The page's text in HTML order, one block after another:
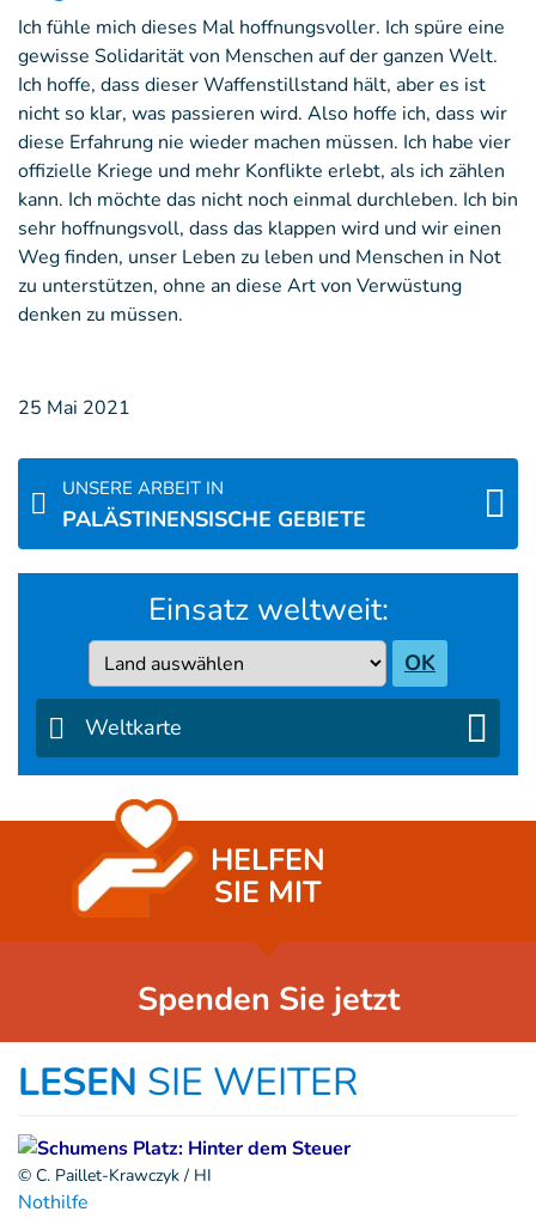
Ich fühle mich dieses Mal hoffnungsvoller. Ich spüre eine
gewisse Solidarität von Menschen auf der ganzen Welt.
Ich hoffe, dass dieser Waffenstillstand hält, aber es ist
nicht so klar, was passieren wird. Also hoffe ich, dass wir
diese Erfahrung nie wieder machen müssen. Ich habe vier
offizielle Kriege und mehr Konflikte erlebt, als ich zählen
kann. Ich möchte das nicht noch einmal durchleben. Ich bin
sehr hoffnungsvoll, dass das klappen wird und wir einen
Weg finden, unser Leben zu leben und Menschen in Not
zu unterstützen, ohne an diese Art von Verwüstung
denken zu müssen.
25 Mai 2021
UNSERE ARBEIT IN
PALÄSTINENSISCHE GEBIETE
Einsatz weltweit:
Country OK
Weltkarte
HELFEN
SIE MIT
Spenden Sie jetzt
LESEN SIE WEITER
© C. Paillet-Krawczyk / HI
Nothilfe